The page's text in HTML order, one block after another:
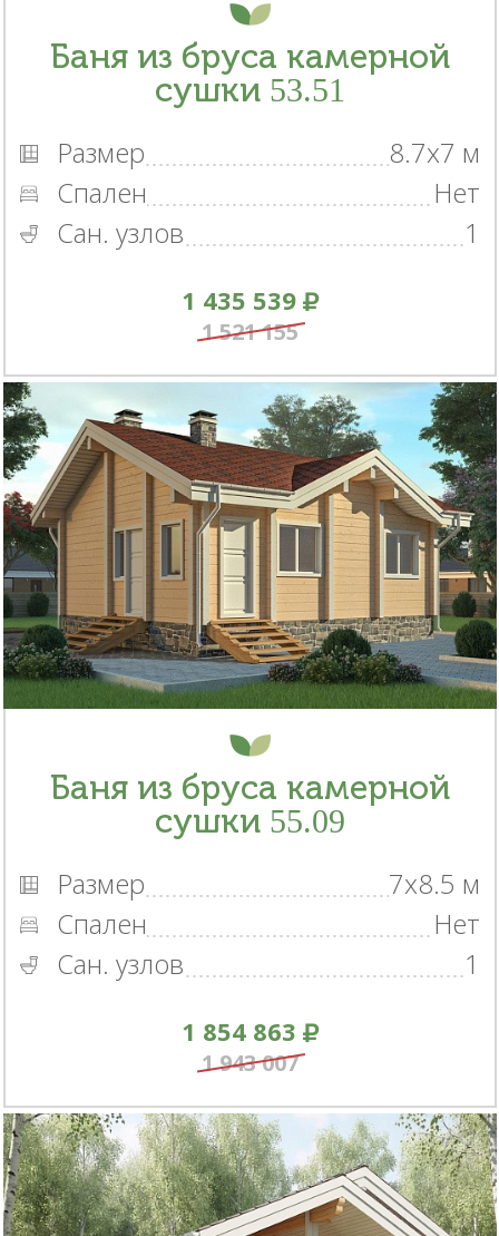
Баня из бруса камерной
сушки 53.51
Размер
8.7x7 м
Спален
Нет
Сан. узлов
1
1 435 539
1 521 155
Баня из бруса камерной
сушки 55.09
Размер
7x8.5 м
Спален
Нет
Сан. узлов
1
1 854 863
1 943 007